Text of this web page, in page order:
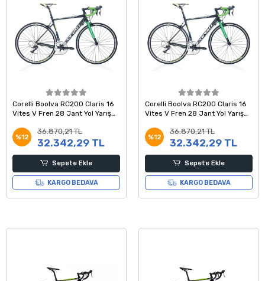
Corelli Boolva RC200 Claris 16
Vites V Fren 28 Jant Yol Yarış
Kadro
%12
36.870,21 TL
32.342,29 TL
Sepete Ekle
KARGO BEDAVA
Corelli Boolva RC200 Claris 16
Vites V Fren 28 Jant Yol Yarış
Kadro
%12
36.870,21 TL
32.342,29 TL
Sepete Ekle
KARGO BEDAVA